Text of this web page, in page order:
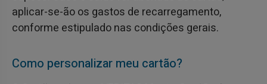
aplicar-se-ão os gastos de recarregamento,
conforme estipulado nas condições gerais.
Como personalizar meu cartão?